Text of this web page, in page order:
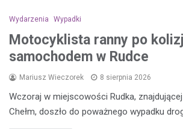
Wydarzenia Wypadki
Motocyklista ranny po
samochodem w Rudce
Mariusz Wieczorek 8 sierpnia 2026
Wczoraj w miejscowości Rudka,
Chełm, doszło do poważnego wypadku